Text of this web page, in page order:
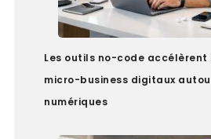
Les outils no-code
micro-business digitaux
numériques